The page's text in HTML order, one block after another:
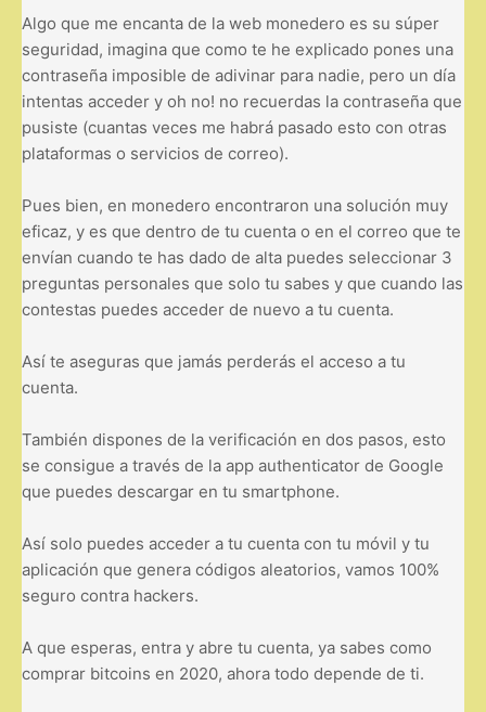
Algo que me encanta de la web monedero es su súper
seguridad, imagina que como te he explicado pones una
contraseña imposible de adivinar para nadie, pero un día
intentas acceder y oh no! no recuerdas la contraseña que
pusiste (cuantas veces me habrá pasado esto con otras
plataformas o servicios de correo).
Pues bien, en monedero encontraron una solución muy
eficaz, y es que dentro de tu cuenta o en el correo que te
envían cuando te has dado de alta puedes seleccionar 3
preguntas personales que solo tu sabes y que cuando las
contestas puedes acceder de nuevo a tu cuenta.
Así te aseguras que jamás perderás el acceso a tu
cuenta.
También dispones de la verificación en dos pasos, esto
se consigue a través de la app authenticator de Google
que puedes descargar en tu smartphone.
Así solo puedes acceder a tu cuenta con tu móvil y tu
aplicación que genera códigos aleatorios, vamos 100%
seguro contra hackers.
A que esperas, entra y abre tu cuenta, ya sabes como
comprar bitcoins en 2020, ahora todo depende de ti.